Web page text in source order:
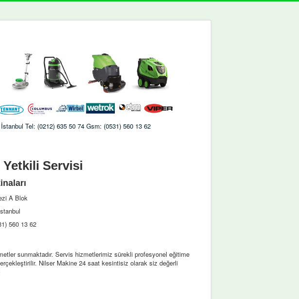
Tel: (0212) 635 50 74 Gsm: (0531) 560 13 62
Servisi
A Blok
560 13 62
sunmaktadır. Servis hizmetlerimiz sürekli profesyonel eğitime
Nilser Makine 24 saat kesintisiz olarak siz değerli